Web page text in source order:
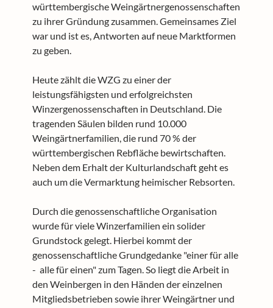
württembergische Weingärtnergenossenschaften
zu ihrer Gründung zusammen. Gemeinsames Ziel
war und ist es, Antworten auf neue Marktformen
zu geben.
Heute zählt die WZG zu einer der
leistungsfähigsten und erfolgreichsten
Winzergenossenschaften in Deutschland. Die
tragenden Säulen bilden rund 10.000
Weingärtnerfamilien, die rund 70 % der
württembergischen Rebfläche bewirtschaften.
Neben dem Erhalt der Kulturlandschaft geht es
auch um die Vermarktung heimischer Rebsorten.
Durch die genossenschaftliche Organisation
wurde für viele Winzerfamilien ein solider
Grundstock gelegt. Hierbei kommt der
genossenschaftliche Grundgedanke "einer für alle
- alle für einen" zum Tagen. So liegt die Arbeit in
den Weinbergen in den Händen der einzelnen
Mitgliedsbetrieben sowie ihrer Weingärtner und